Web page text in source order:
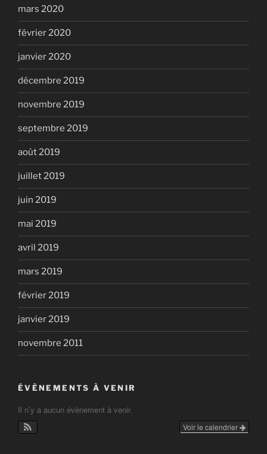
mars 2020
février 2020
janvier 2020
décembre 2019
novembre 2019
septembre 2019
août 2019
juillet 2019
juin 2019
mai 2019
avril 2019
mars 2019
février 2019
janvier 2019
novembre 2011
ÉVÈNEMENTS À VENIR
Il n’y a aucun évènement à venir.
Voir le calendrier